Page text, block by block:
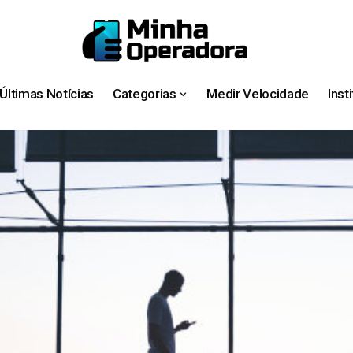
Últimas Notícias Categorias Medir Velocidade